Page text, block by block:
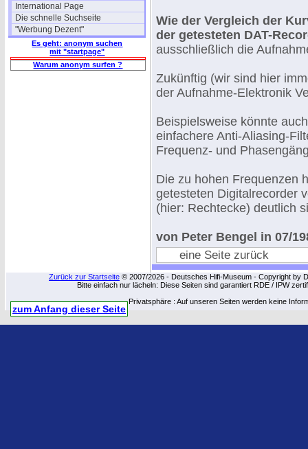
International Page
Die schnelle Suchseite
"Werbung Dezent"
Es geht: anonym suchen
mit "startpage"
Warum anonym surfen ?
Wie der Vergleich der
der getesteten DAT-
ausschließlich die
Zukünftig (wir sind hier
der Aufnahme-Elektronik
Beispielsweise könnte
einfachere Anti-Aliasing-
Frequenz- und
Die zu hohen Frequenzen
getesteten Digitalrecorder
(hier: Rechtecke) deutlich
von Peter Bengel in 07/
eine Seite zurück
Zurück zur Startseite © 2007/2026 - Deutsches Hifi-Museum - Copyright by
Bitte einfach nur lächeln: Diese Seiten sind garantiert RDE / IPW
Privatsphäre : Auf unseren Seiten werden keine
zum Anfang dieser Seite